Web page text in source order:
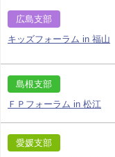
広島支部
キッズフォーラム in 福山
島根支部
ＦＰフォーラム in 松江
愛媛支部